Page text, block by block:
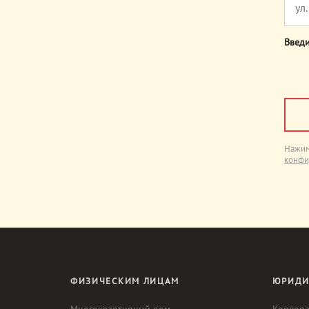
ФИЗИЧЕСКИМ ЛИЦАМ